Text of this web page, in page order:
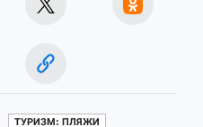
ТУРИЗМ: ПЛЯЖИ